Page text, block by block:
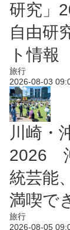
研究」
自由研
ト情報
旅行
2026-08-03
川崎・
2026
統芸能
満喫で
旅行
2026-08-05